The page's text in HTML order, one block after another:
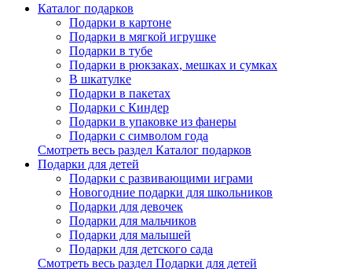
Каталог подарков
Подарки в картоне
Подарки в мягкой игрушке
Подарки в тубе
Подарки в рюкзаках, мешках и сумках
В шкатулке
Подарки в пакетах
Подарки с Киндер
Подарки в упаковке из фанеры
Подарки с символом года
Смотреть весь раздел Каталог подарков
Подарки для детей
Подарки с развивающими играми
Новогодние подарки для школьников
Подарки для девочек
Подарки для мальчиков
Подарки для малышей
Подарки для детского сада
Смотреть весь раздел Подарки для детей